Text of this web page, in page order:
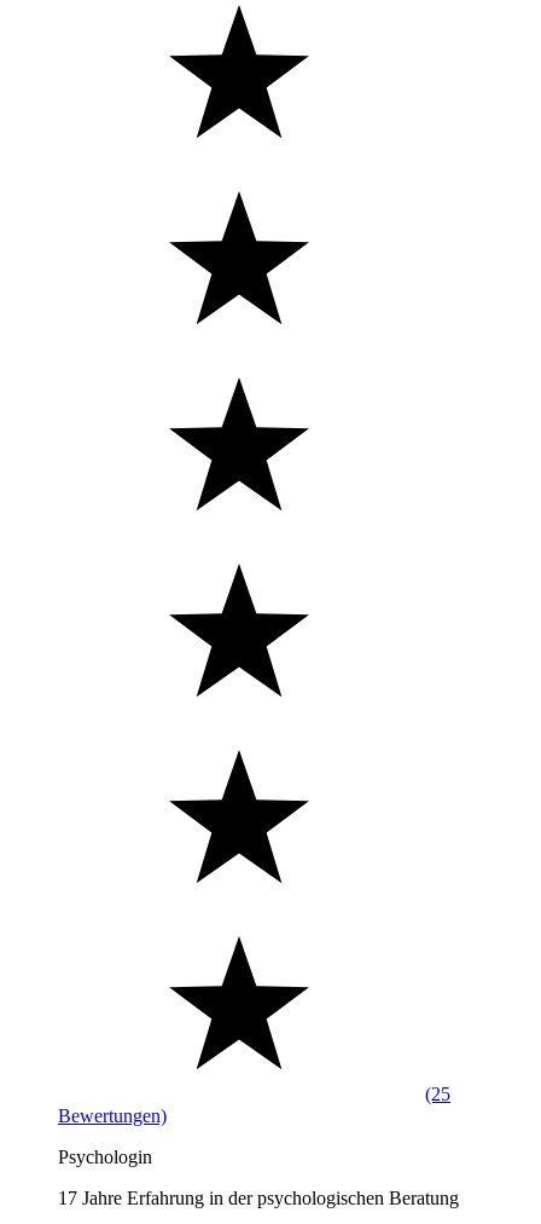
(25
Bewertungen)
Psychologin
17 Jahre Erfahrung in der psychologischen Beratung